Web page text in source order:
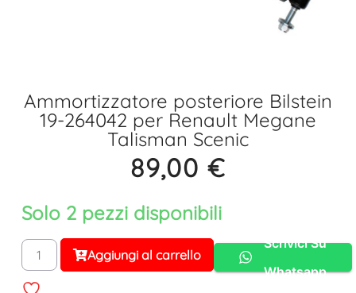
Ammortizzatore posteriore Bilstein
19-264042 per Renault Megane
Talisman Scenic
89,00 €
Solo 2 pezzi disponibili
Aggiungi al carrello
Alternative:
Scrivici Su
Whatsapp